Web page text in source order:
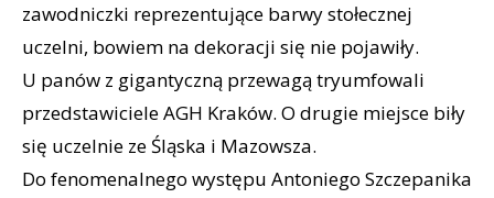
zawodniczki reprezentujące barwy stołecznej
uczelni, bowiem na dekoracji się nie pojawiły.
U panów z gigantyczną przewagą tryumfowali
przedstawiciele AGH Kraków. O drugie miejsce biły
się uczelnie ze Śląska i Mazowsza.
Do fenomenalnego występu Antoniego Szczepanika